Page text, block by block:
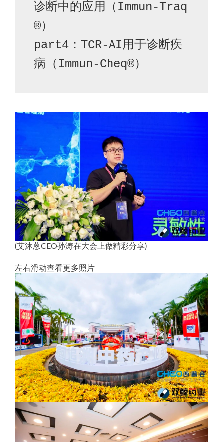
诊断中的应用（Immun-Traq
®）
part4：TCR-AI用于诊断疾
病（Immun-Cheq®）
(艾沐蒽CEO孙涛在大会上做精彩分享)
左右滑动查看更多照片